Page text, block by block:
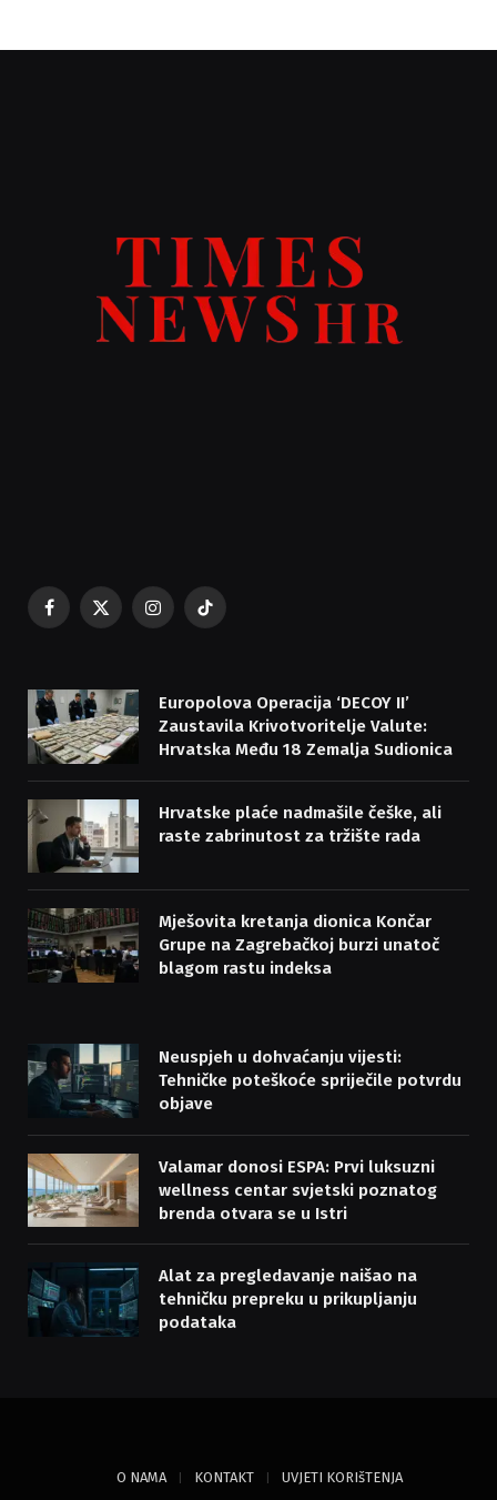
Facebook
X
Instagram
TikTok
Europolova Operacija ‘DECOY II’
Zaustavila Krivotvoritelje Valute:
Hrvatska Među 18 Zemalja Sudionica
Hrvatske plaće nadmašile češke, ali
raste zabrinutost za tržište rada
Mješovita kretanja dionica Končar
Grupe na Zagrebačkoj burzi unatoč
blagom rastu indeksa
Neuspjeh u dohvaćanju vijesti:
Tehničke poteškoće spriječile potvrdu
objave
Valamar donosi ESPA: Prvi luksuzni
wellness centar svjetski poznatog
brenda otvara se u Istri
Alat za pregledavanje naišao na
tehničku prepreku u prikupljanju
podataka
O NAMA KONTAKT UVJETI KORIšTENJA